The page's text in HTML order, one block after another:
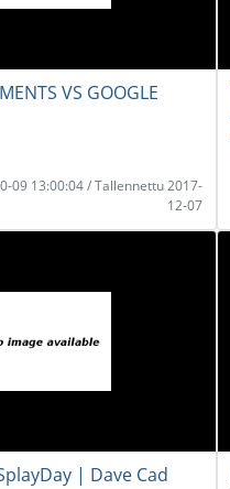
VS GOOGLE
09 13:00:04 / Tallennettu 2017-
12-07
| Dave Cad